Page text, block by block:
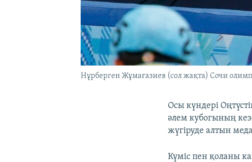
Нұрберген Жұмағазиев (сол жақта) Сочи
Осы күндері
әлем кубогының
жүгіруде алтын
Күміс пен қоланы